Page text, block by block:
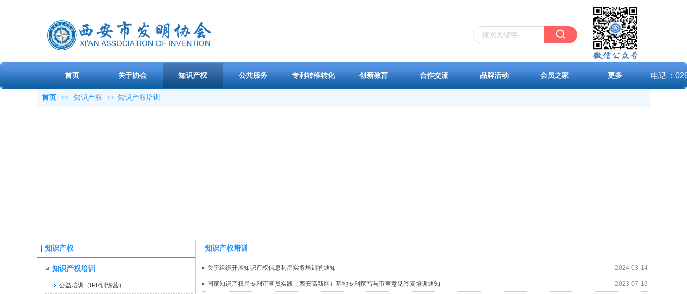
电话：
首页 关于协会 知识产权 公共服务 专利转移转化 创新教育 合作交流 品牌活动 会员之家 更多
首页 >> 知识产权 >> 知识产权培训
知识产权
知识产权培训
公益培训（IPR训练营）
知识产权培训
关于组织开展知识产权信息利用实务培训的通知 2024-03-14
国家知识产权局专利审查员实践（西安高新区）基地专利撰写与审查意见答复培训通知 2023-07-13